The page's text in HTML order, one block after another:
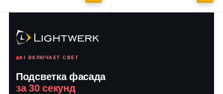
AI ВКЛЮЧАЕТ СВЕТ
Подсветка фасада
за 30 секунд